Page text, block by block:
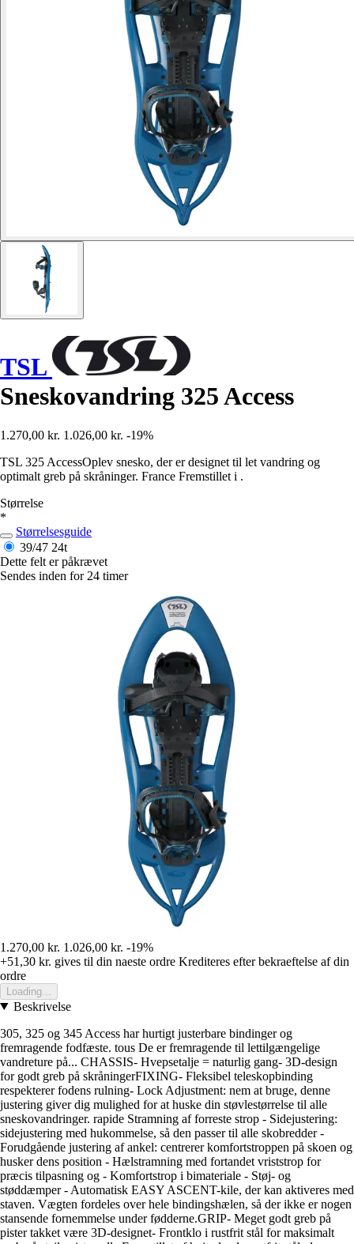
TSL
Sneskovandring 325 Access
1.270,00 kr. 1.026,00 kr. -19%
TSL 325 AccessOplev snesko, der er designet til let vandring og
optimalt greb på skråninger. France Fremstillet i .
Størrelse
*
Størrelsesguide
39/47 24t
Dette felt er påkrævet
Sendes inden for 24 timer
1.270,00 kr. 1.026,00 kr. -19%
+51,30 kr. gives til din naeste ordre Krediteres efter bekraeftelse af din
ordre
Loading...
Beskrivelse
305, 325 og 345 Access har hurtigt justerbare bindinger og
fremragende fodfæste. tous De er fremragende til lettilgængelige
vandreture på... CHASSIS- Hvepsetalje = naturlig gang- 3D-design
for godt greb på skråningerFIXING- Fleksibel teleskopbinding
respekterer fodens rulning- Lock Adjustment: nem at bruge, denne
justering giver dig mulighed for at huske din støvlestørrelse til alle
sneskovandringer. rapide Stramning af forreste strop - Sidejustering:
sidejustering med hukommelse, så den passer til alle skobredder -
Forudgående justering af ankel: centrerer komfortstroppen på skoen og
husker dens position - Hælstramning med fortandet vriststrop for
præcis tilpasning og - Komfortstrop i bimateriale - Støj- og
støddæmper - Automatisk EASY ASCENT-kile, der kan aktiveres med
staven. Vægten fordeles over hele bindingshælen, så der ikke er nogen
stansende fornemmelse under fødderne.GRIP- Meget godt greb på
pister takket være 3D-designet- Frontklo i rustfrit stål for maksimalt